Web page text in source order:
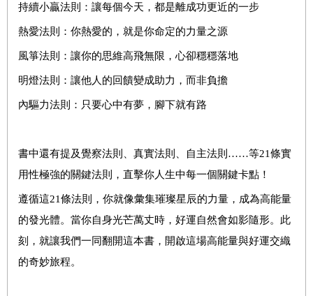
持續小贏法則：讓每個今天，都是離成功更近的一步
熱愛法則：你熱愛的，就是你命定的力量之源
風箏法則：讓你的思維高飛無限，心卻穩穩落地
明燈法則：讓他人的回饋變成助力，而非負擔
內驅力法則：只要心中有夢，腳下就有路
書中還有提及覺察法則、真實法則、自主法則……等21條實
用性極強的關鍵法則，直擊你人生中每一個關鍵卡點！
遵循這21條法則，你就像彙集璀璨星辰的力量，成為高能量
的發光體。當你自身光芒萬丈時，好運自然會如影隨形。此
刻，就讓我們一同翻開這本書，開啟這場高能量與好運交織
的奇妙旅程。